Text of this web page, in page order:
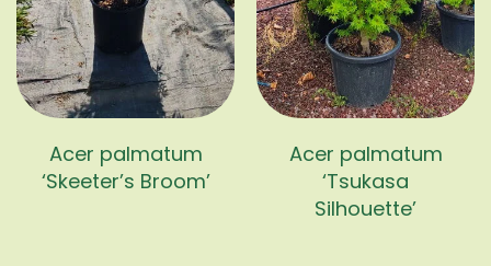
Acer palmatum
‘Skeeter’s Broom’
Acer palmatum
‘Tsukasa
Silhouette’